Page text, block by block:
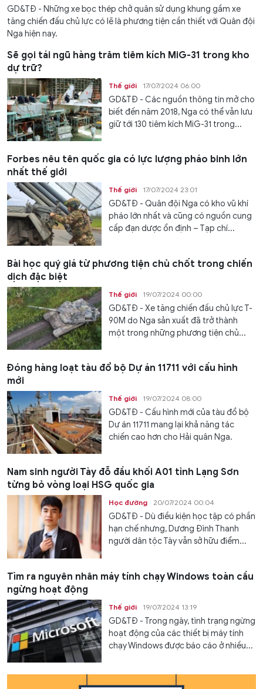
GD&TĐ - Những xe bọc thép chở quân sử dụng khung gầm xe
tăng chiến đấu chủ lực có lẽ là phương tiện cần thiết với Quân đội
Nga hiện nay.
Sẽ gọi tái ngũ hàng trăm tiêm kích MiG-31 trong kho
dự trữ?
Thế giới 17/07/2024 06:00
GD&TĐ - Các nguồn thông tin mở cho
biết đến năm 2018, Nga có thể vẫn lưu
giữ tới 130 tiêm kích MiG-31 trong...
Forbes nêu tên quốc gia có lực lượng pháo binh lớn
nhất thế giới
Thế giới 17/07/2024 23:01
GD&TĐ - Quân đội Nga có kho vũ khí
pháo lớn nhất và cũng có nguồn cung
cấp đạn dược ổn định – Tạp chí...
Bài học quý giá từ phương tiện chủ chốt trong chiến
dịch đặc biệt
Thế giới 19/07/2024 00:00
GD&TĐ - Xe tăng chiến đấu chủ lực T-
90M do Nga sản xuất đã trở thành
một trong những phương tiện chủ...
Đóng hàng loạt tàu đổ bộ Dự án 11711 với cấu hình
mới
Thế giới 19/07/2024 08:00
GD&TĐ - Cấu hình mới của tàu đổ bộ
Dự án 11711 mang lại khả năng tác
chiến cao hơn cho Hải quân Nga.
Nam sinh người Tày đỗ đầu khối A01 tỉnh Lạng Sơn
từng bỏ vòng loại HSG quốc gia
Học đường 20/07/2024 00:04
GD&TĐ - Dù điều kiện học tập có phần
hạn chế nhưng, Dương Đình Thanh
người dân tộc Tày vẫn sở hữu điểm...
Tìm ra nguyên nhân máy tính chạy Windows toàn cầu
ngừng hoạt động
Thế giới 19/07/2024 13:19
GD&TĐ - Trong ngày, tình trạng ngừng
hoạt động của các thiết bị máy tính
chạy Windows được báo cáo ở nhiều...